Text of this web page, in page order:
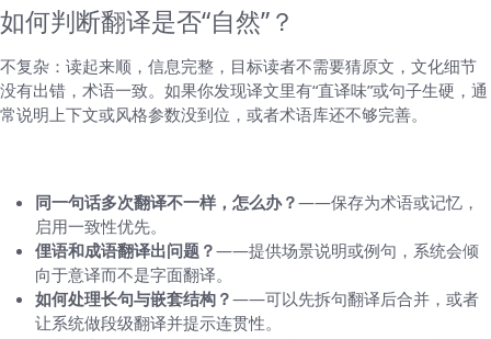
如何判断翻译是否“自然”？
不复杂：读起来顺，信息完整，目标读者不需要猜原文，文化细节
没有出错，术语一致。如果你发现译文里有“直译味”或句子生硬，通
常说明上下文或风格参数没到位，或者术语库还不够完善。
同一句话多次翻译不一样，怎么办？——保存为术语或记忆，
启用一致性优先。
俚语和成语翻译出问题？——提供场景说明或例句，系统会倾
向于意译而不是字面翻译。
如何处理长句与嵌套结构？——可以先拆句翻译后合并，或者
让系统做段级翻译并提示连贯性。